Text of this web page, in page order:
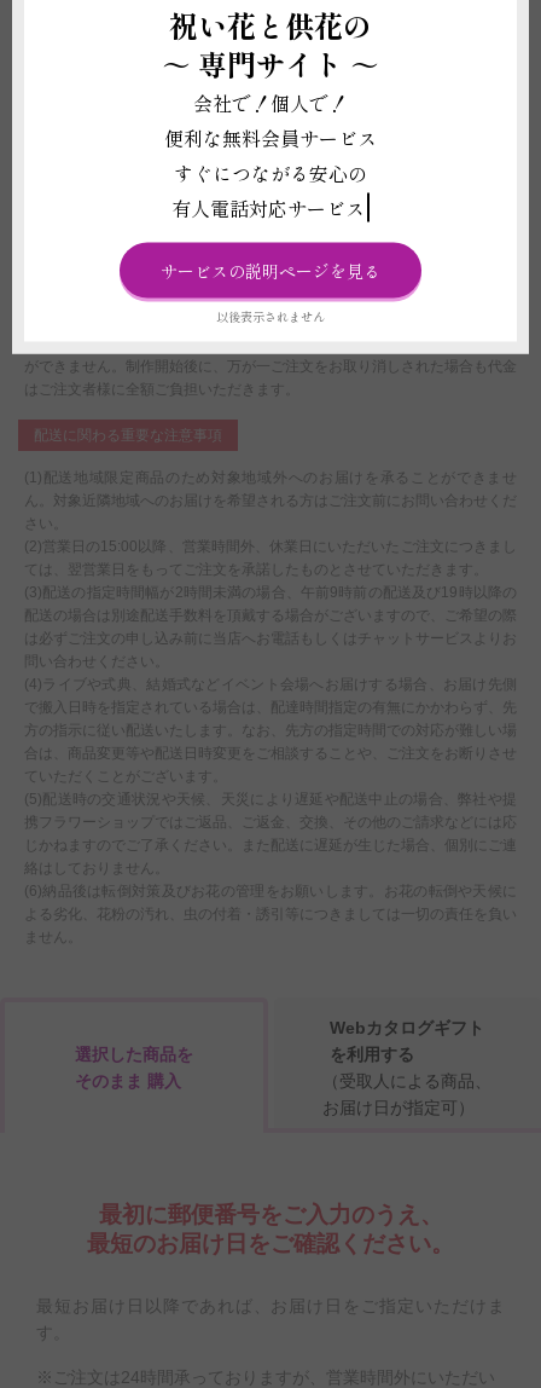
(2)スタンド花に使用されている脚（スタンド部分）はレンタルとなります
ので使用後必ず回収いたします。設置場所での回収となりますので、設置場
文の申し込み前に当店へお電話もしくはチャットサービスよりお問い合わせ
ません。但し、別途有料にてご用意できる場合がございますので、ご希望の
際は必ずご注文の申し込み前に弊社へお電話もしくはチャットサービスより
(4)配達担当店の営業状況・仕入れ状況により配送可否が変わる場合がござ
います。検索機能で納期を確認いただいた場合でも、ご注文の申し込み後に
お仕立て内容や配送日時をご相談すること、ご注文をお断りさせていただく
ができません。制作開始後に、万が一ご注文をお取り消しされた場合も代金
はご注文者様に全額ご負担いただきます。
配送に関わる重要な注意事項
(1)配送地域限定商品のため対象地域外へのお届けを承ることができませ
ん。対象近隣地域へのお届けを希望される方はご注文前にお問い合わせくだ
さい。
(2)営業日の15:00以降、営業時間外、休業日にいただいたご注文につきまし
ては、翌営業日をもってご注文を承諾したものとさせていただきます。
(3)配送の指定時間幅が2時間未満の場合、午前9時前の配送及び19時以降の
配送の場合は別途配送手数料を頂戴する場合がございますので、ご希望の際
は必ずご注文の申し込み前に当店へお電話もしくはチャットサービスよりお
問い合わせください。
(4)ライブや式典、結婚式などイベント会場へお届けする場合、お届け先側
で搬入日時を指定されている場合は、配達時間指定の有無にかかわらず、先
方の指示に従い配送いたします。なお、先方の指定時間での対応が難しい場
合は、商品変更等や配送日時変更をご相談することや、ご注文をお断りさせ
ていただくことがございます。
(5)配送時の交通状況や天候、天災により遅延や配送中止の場合、弊社や提
携フラワーショップではご返品、ご返金、交換、その他のご請求などには応
じかねますのでご了承ください。また配送に遅延が生じた場合、個別にご連
絡はしておりません。
(6)納品後は転倒対策及びお花の管理をお願いします。お花の転倒や天候に
よる劣化、花粉の汚れ、虫の付着・誘引等につきましては一切の責任を負い
ません。
選択した商品を
そのまま 購入
Webカタログギフト
を利用する
（受取人による商品、
お届け日が指定可）
最初に郵便番号をご入力のうえ、
最短のお届け日をご確認ください。
最短お届け日以降であれば、お届け日をご指定いただけま
す。
※ご注文は24時間承っておりますが、営業時間外にいただい
祝い花と供花の
～ 専門サイト ～
会社で！個人で！
便利な無料会員サービス
すぐにつながる安心の
有人電話対応サービス
サービスの説明ページを見る
以後表示されません